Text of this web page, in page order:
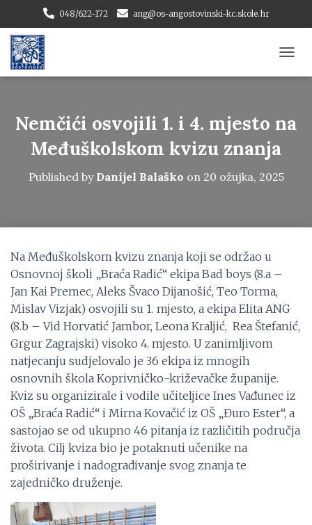
048/622-172 ang@os-angostovinski-kc.skole.hr
O
E
Nemčići osvojili 1. i 4. mjesto na
Međuškolskom kvizu znanja
Published by Danijel Balaško on 20 ožujka, 2025
Na Međuškolskom kvizu znanja koji se održao u
Osnovnoj školi „Braća Radić“ ekipa Bad boys (8.a –
Jan Kai Premec, Aleks Švaco Dijanošić, Teo Torma,
Mislav Vizjak) osvojili su 1. mjesto, a ekipa Elita ANG
(8.b – Vid Horvatić Jambor, Leona Kraljić, Rea Štefanić,
Grgur Zagrajski) visoko 4. mjesto. U zanimljivom
natjecanju sudjelovalo je 36 ekipa iz mnogih
osnovnih škola Koprivničko-križevačke županije.
Kviz su organizirale i vodile učiteljice Ines Vađunec iz
OŠ „Braća Radić“ i Mirna Kovačić iz OŠ „Đuro Ester“, a
sastojao se od ukupno 46 pitanja iz različitih područja
života. Cilj kviza bio je potaknuti učenike na
proširivanje i nadograđivanje svog znanja te
zajedničko druženje.